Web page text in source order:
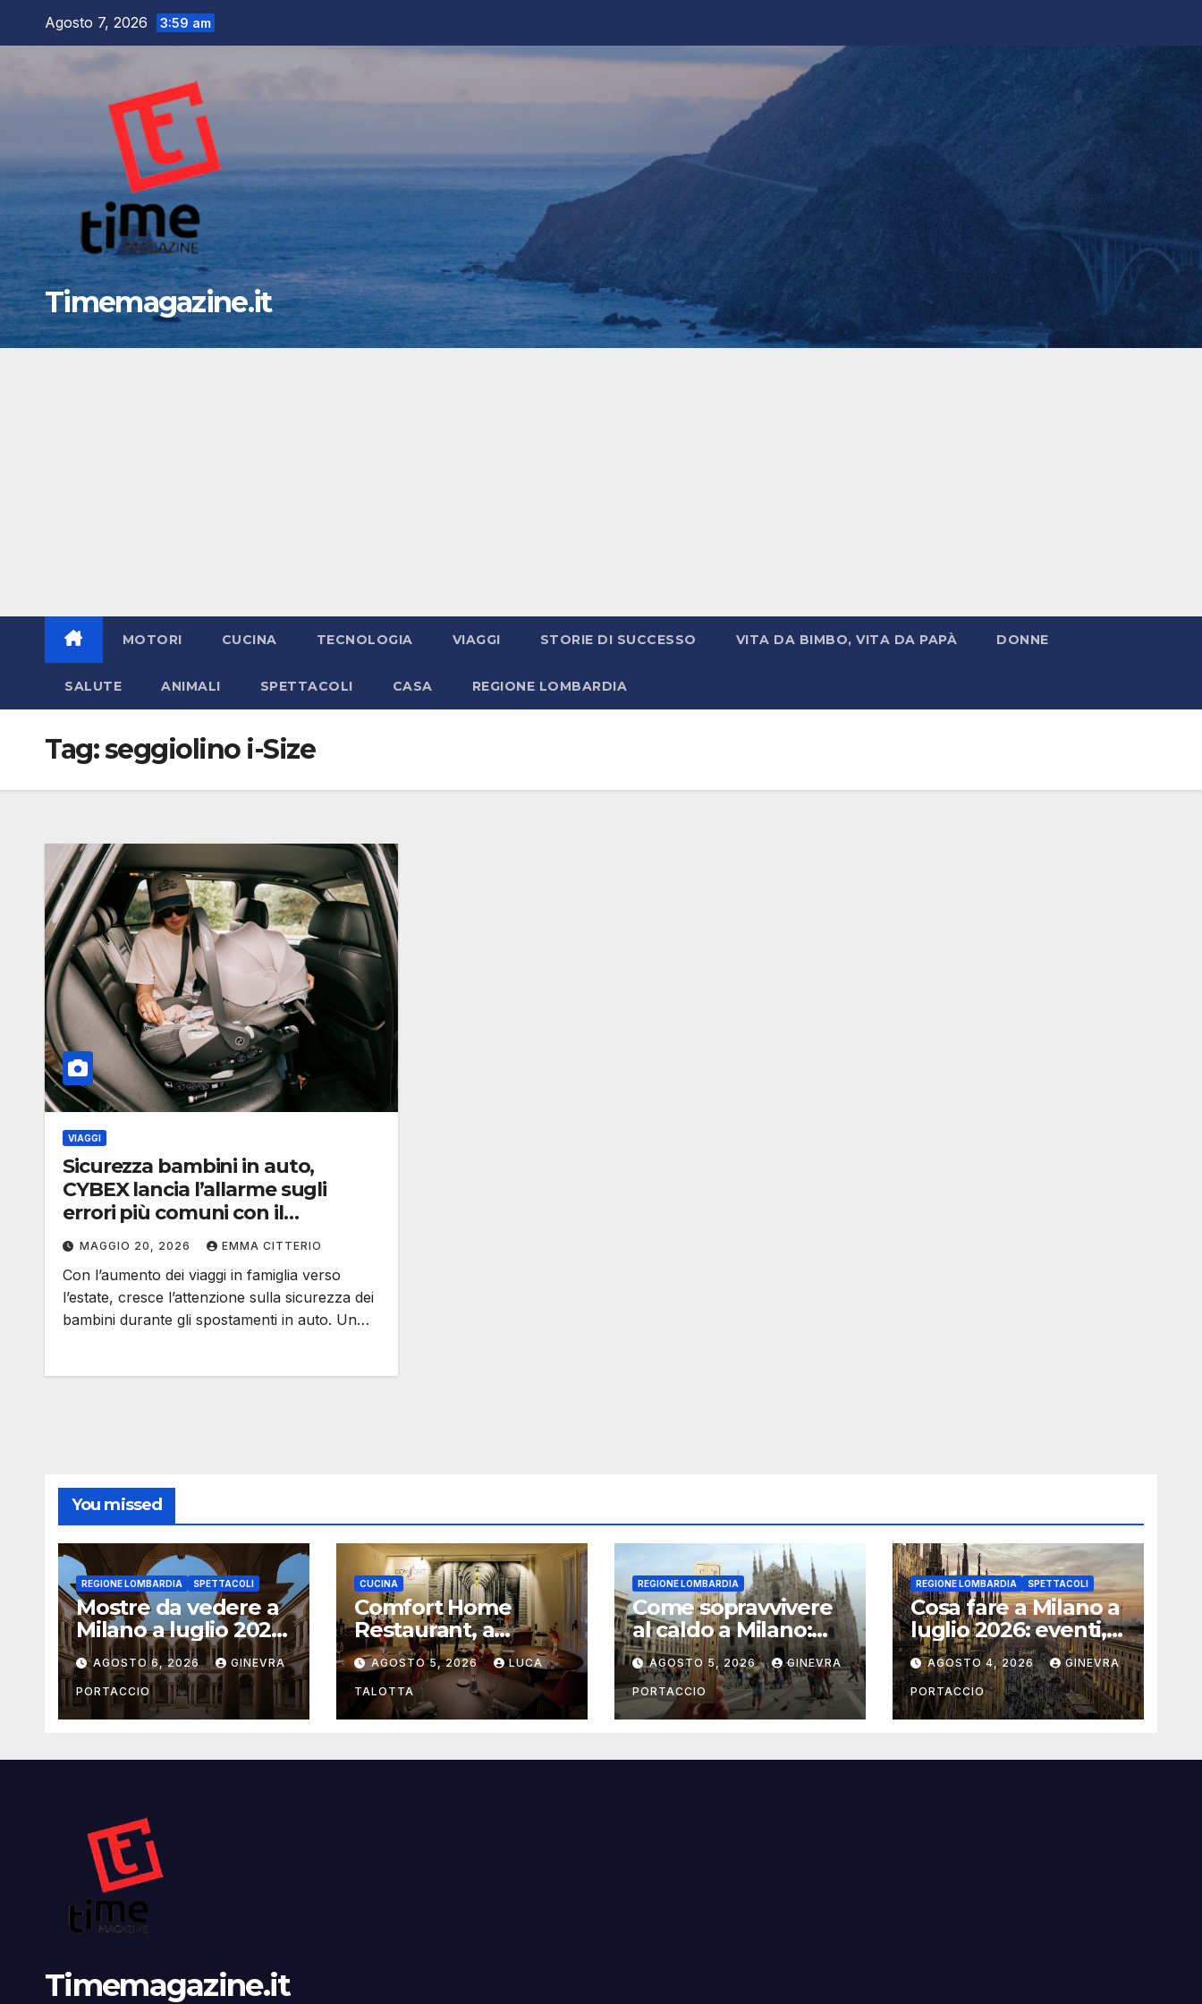
Agosto 7, 2026 3:59 am
Timemagazine.it
MOTORI CUCINA TECNOLOGIA VIAGGI STORIE DI SUCCESSO VITA DA BIMBO, VITA DA PAPÀ DONNE
SALUTE ANIMALI SPETTACOLI CASA REGIONE LOMBARDIA
Tag:seggiolino i-Size
VIAGGI
Sicurezza bambini in auto,
CYBEX lancia l’allarme sugli
errori più comuni con il
seggiolino
MAGGIO 20, 2026 EMMA CITTERIO
Con l’aumento dei viaggi in famiglia verso
l’estate, cresce l’attenzione sulla sicurezza dei
bambini durante gli spostamenti in auto. Un…
You missed
REGIONE LOMBARDIA SPETTACOLI
Mostre da vedere a
Milano a luglio 2026:
la guida aggiornata
AGOSTO 6, 2026 GINEVRA
PORTACCIO
CUCINA
Comfort Home
Restaurant, a
Bologna il ristorante
che trasforma
l’ospitalità in
un’esperienza di
AGOSTO 5, 2026 LUCA
TALOTTA
REGIONE LOMBARDIA
Come sopravvivere
al caldo a Milano:
consigli pratici
AGOSTO 5, 2026 GINEVRA
PORTACCIO
REGIONE LOMBARDIA SPETTACOLI
Cosa fare a Milano a
luglio 2026: eventi,
concerti e mostre
AGOSTO 4, 2026 GINEVRA
PORTACCIO
Timemagazine.it